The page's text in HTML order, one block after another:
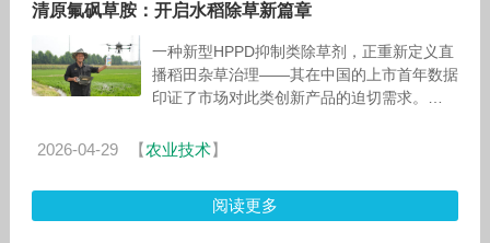
清原氟砜草胺：开启水稻除草新篇章
一种新型HPPD抑制类除草剂，正重新定义直
播稻田杂草治理——其在中国的上市首年数据
印证了市场对此类创新产品的迫切需求。
2026-04-29 【农业技术】
阅读更多